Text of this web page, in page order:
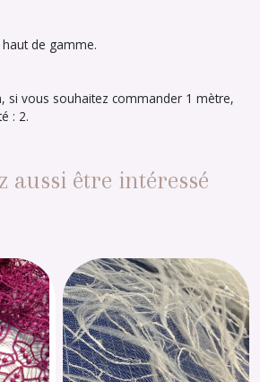
de gamme.
si vous souhaitez commander 1 mètre,
: 2.
aussi être intéressé